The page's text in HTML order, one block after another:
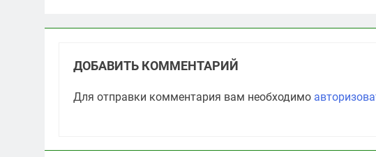
ДОБАВИТЬ КОММЕНТАРИЙ
Для отправки комментария вам необходимо